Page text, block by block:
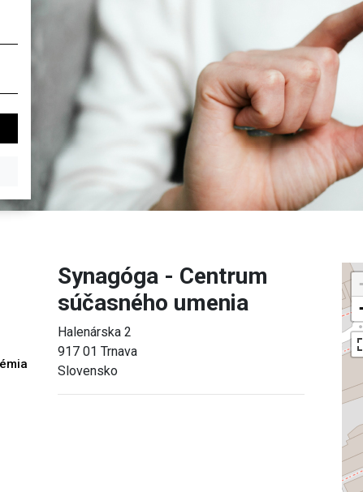
Synagóga - Centrum
súčasného umenia
Halenárska 2
917 01 Trnava
Slovensko